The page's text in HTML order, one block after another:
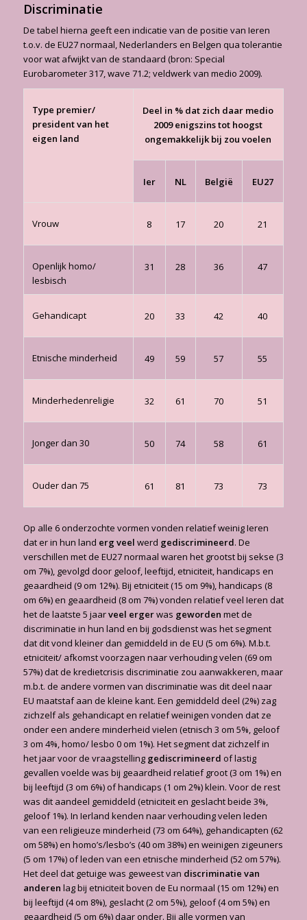
Discriminatie
De tabel hierna geeft een indicatie van de positie van Ieren
t.o.v. de EU27 normaal, Nederlanders en Belgen qua tolerantie
voor wat afwijkt van de standaard (bron: Special
Eurobarometer 317, wave 71.2; veldwerk van medio 2009).
Type premier/
president van het
eigen land
Deel in % dat zich daar medio
2009 enigszins tot hoogst
ongemakkelijk bij zou voelen
Ier NL België EU27
Vrouw 8 17 20 21
Openlijk homo/
lesbisch
31 28 36 47
Gehandicapt 20 33 42 40
Etnische minderheid 49 59 57 55
Minderhedenreligie 32 61 70 51
Jonger dan 30 50 74 58 61
Ouder dan 75 61 81 73 73
Op alle 6 onderzochte vormen vonden relatief weinig Ieren
dat er in hun land erg veel werd gediscrimineerd. De
verschillen met de EU27 normaal waren het grootst bij sekse (3
om 7%), gevolgd door geloof, leeftijd, etniciteit, handicaps en
geaardheid (9 om 12%). Bij etniciteit (15 om 9%), handicaps (8
om 6%) en geaardheid (8 om 7%) vonden relatief veel Ieren dat
het de laatste 5 jaarveel ergerwas geworden met de
discriminatie in hun land en bij godsdienst was het segment
dat dit vond kleiner dan gemiddeld in de EU (5 om 6%). M.b.t.
etniciteit/ afkomst voorzagen naar verhouding velen (69 om
57%) dat de kredietcrisis discriminatie zou aanwakkeren, maar
m.b.t. de andere vormen van discriminatie was dit deel naar
EU maatstaf aan de kleine kant. Een gemiddeld deel (2%) zag
zichzelf als gehandicapt en relatief weinigen vonden dat ze
onder een andere minderheid vielen (etnisch 3 om 5%, geloof
3 om 4%, homo/ lesbo 0 om 1%). Het segment dat zichzelf in
het jaar voor de vraagstellinggediscrimineerd of lastig
gevallen voelde was bij geaardheid relatief groot (3 om 1%) en
bij leeftijd (3 om 6%) of handicaps (1 om 2%) klein. Voor de rest
was dit aandeel gemiddeld (etniciteit en geslacht beide 3%,
geloof 1%). In Ierland kenden naar verhouding velen leden
van een religieuze minderheid (73 om 64%), gehandicapten (62
om 58%) en homo’s/lesbo’s (40 om 38%) en weinigen zigeuners
(5 om 17%) of leden van een etnische minderheid (52 om 57%).
Het deel dat getuige was geweest van discriminatie van
anderen lag bij etniciteit boven de Eu normaal (15 om 12%) en
bij leeftijd (4 om 8%), geslacht (2 om 5%), geloof (4 om 5%) en
geaardheid (5 om 6%) daar onder. Bij alle vormen van